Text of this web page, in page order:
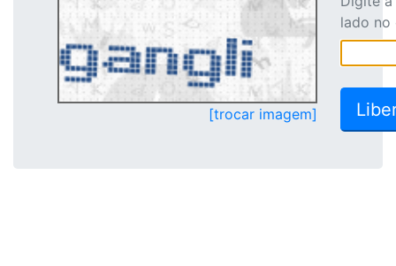
[trocar imagem]
lado no